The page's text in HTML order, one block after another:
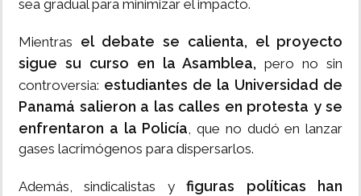
sea gradual para minimizar el impacto.
Mientras el debate se calienta, el proyecto
sigue su curso en la Asamblea,pero no sin
controversia: estudiantes de la Universidad de
Panamá salieron a las calles en protesta y se
enfrentaron a la Policía, que no dudó en lanzar
gases lacrimógenos para dispersarlos.
Además, sindicalistas yfiguras políticas han